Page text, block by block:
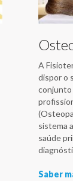
A
dispor o
conjunto
sistema
saúde
Saber